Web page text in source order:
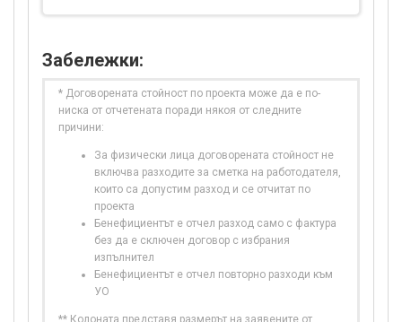
Забележки:
* Договорената стойност по проекта може да е по-
ниска от отчетената поради някоя от следните
причини:
За физически лица договорената стойност не
включва разходите за сметка на работодателя,
които са допустим разход и се отчитат по
проекта
Бенефициентът е отчел разход само с фактура
без да е сключен договор с избрания
изпълнител
Бенефициентът е отчел повторно разходи към
УО
** Колоната представя размерът на заявените от